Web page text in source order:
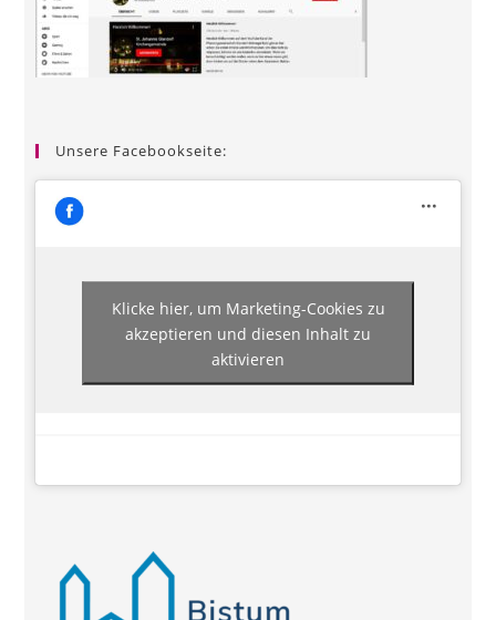
Unsere Facebookseite:
Klicke hier, um Marketing-Cookies zu
akzeptieren und diesen Inhalt zu
aktivieren